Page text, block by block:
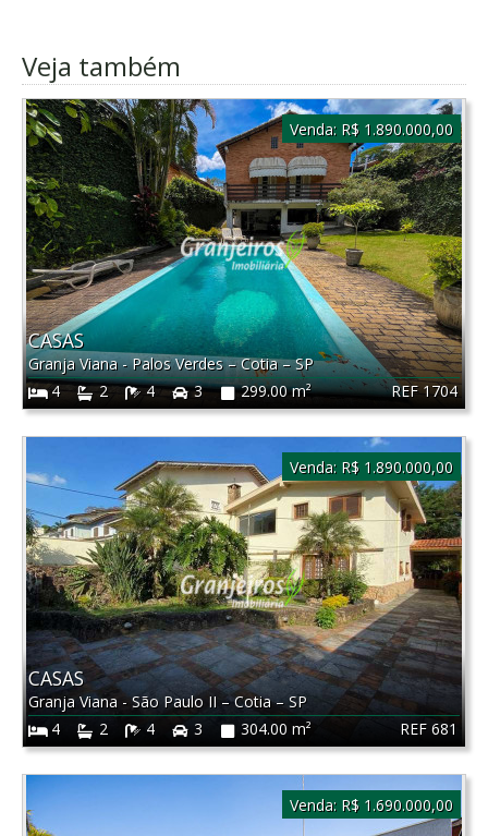
Veja também
REF 1704
CASAS
Granja Viana - Palos Verdes–Cotia–SP
4
2 4 3 299.00 m²
Venda: R$ 1.890.000,00
REF 681
CASAS
Granja Viana - São Paulo II –Cotia–SP
4
2 4 3 304.00 m²
Venda: R$ 1.890.000,00
Venda: R$ 1.690.000,00